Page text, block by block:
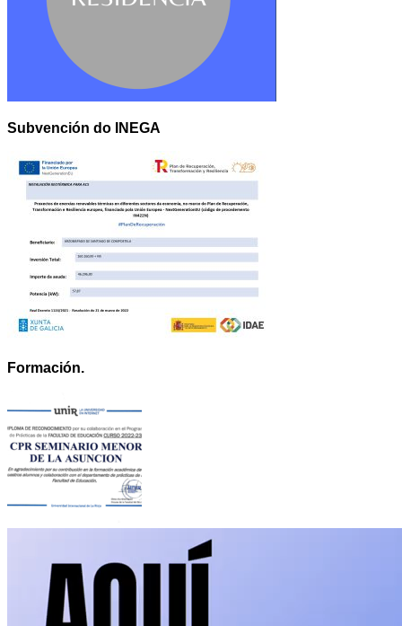
Subvención do INEGA
Formación.